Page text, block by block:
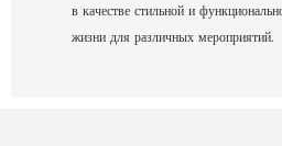
в качестве стильной и
жизни для различных мероприятий.